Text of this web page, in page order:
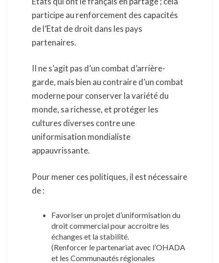
participe au renforcement des capacités
de l’Etat de droit dans les pays
partenaires.
II ne s’agit pas d’un combat d’arrière-
garde, mais bien au contraire d’un combat
moderne pour conserver la variété du
monde, sa richesse, et protéger les
cultures diverses contre une
uniformisation mondialiste
appauvrissante.
Pour mener ces politiques, il est nécessaire
de :
Favoriser un projet d’uniformisation du
droit commercial pour accroitre les
échanges et la stabilité.
(Renforcer le partenariat avec l’OHADA
et les Communautés régionales